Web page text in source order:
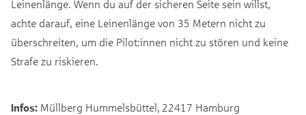
Leinenlänge. Wenn du auf der sicheren Seite sein willst,
achte darauf, eine Leinenlänge von 35 Metern nicht zu
überschreiten, um die Pilot:innen nicht zu stören und keine
Strafe zu riskieren.
Infos: Müllberg Hummelsbüttel, 22417 Hamburg